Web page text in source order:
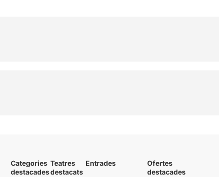
Categories
destacades
Teatres
destacats
Entrades
Ofertes
destacades